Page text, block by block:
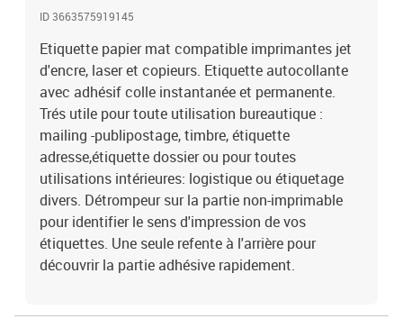
ID 3663575919145
Etiquette papier mat compatible imprimantes jet
d'encre, laser et copieurs. Etiquette autocollante
avec adhésif colle instantanée et permanente.
Trés utile pour toute utilisation bureautique :
mailing -publipostage, timbre, étiquette
adresse,étiquette dossier ou pour toutes
utilisations intérieures: logistique ou étiquetage
divers. Détrompeur sur la partie non-imprimable
pour identifier le sens d'impression de vos
étiquettes. Une seule refente à l'arrière pour
découvrir la partie adhésive rapidement.